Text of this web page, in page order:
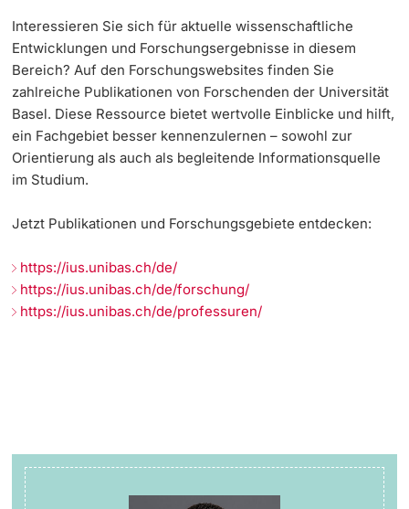
Interessieren Sie sich für aktuelle wissenschaftliche
Entwicklungen und Forschungsergebnisse in diesem
Bereich? Auf den Forschungswebsites finden Sie
zahlreiche Publikationen von Forschenden der Universität
Basel. Diese Ressource bietet wertvolle Einblicke und hilft,
ein Fachgebiet besser kennenzulernen – sowohl zur
Orientierung als auch als begleitende Informationsquelle
im Studium.
Jetzt Publikationen und Forschungsgebiete entdecken:
https://ius.unibas.ch/de/
https://ius.unibas.ch/de/forschung/
https://ius.unibas.ch/de/professuren/